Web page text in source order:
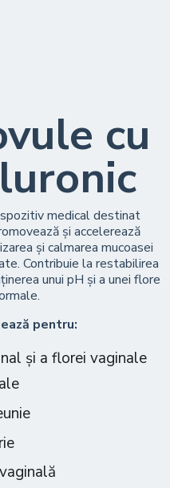
cu
medical destinat
și accelerează
și calmarea mucoasei
Contribuie la restabilirea
unui pH și a unei flore
pentru:
și a florei vaginale